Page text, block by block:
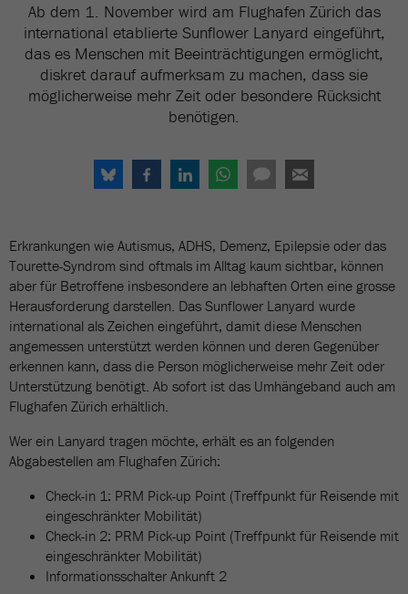
Ab dem 1. November wird am Flughafen Zürich das
international etablierte Sunflower Lanyard eingeführt,
das es Menschen mit Beeinträchtigungen ermöglicht,
diskret darauf aufmerksam zu machen, dass sie
möglicherweise mehr Zeit oder besondere Rücksicht
benötigen.
Erkrankungen wie Autismus, ADHS, Demenz, Epilepsie oder das
Tourette-Syndrom sind oftmals im Alltag kaum sichtbar, können
aber für Betroffene insbesondere an lebhaften Orten eine grosse
Herausforderung darstellen. Das Sunflower Lanyard wurde
international als Zeichen eingeführt, damit diese Menschen
angemessen unterstützt werden können und deren Gegenüber
erkennen kann, dass die Person möglicherweise mehr Zeit oder
Unterstützung benötigt. Ab sofort ist das Umhängeband auch am
Flughafen Zürich erhältlich.
Wer ein Lanyard tragen möchte, erhält es an folgenden
Abgabestellen am Flughafen Zürich:
Check-in 1: PRM Pick-up Point (Treffpunkt für Reisende mit
eingeschränkter Mobilität)
Check-in 2: PRM Pick-up Point (Treffpunkt für Reisende mit
eingeschränkter Mobilität)
Informationsschalter Ankunft 2